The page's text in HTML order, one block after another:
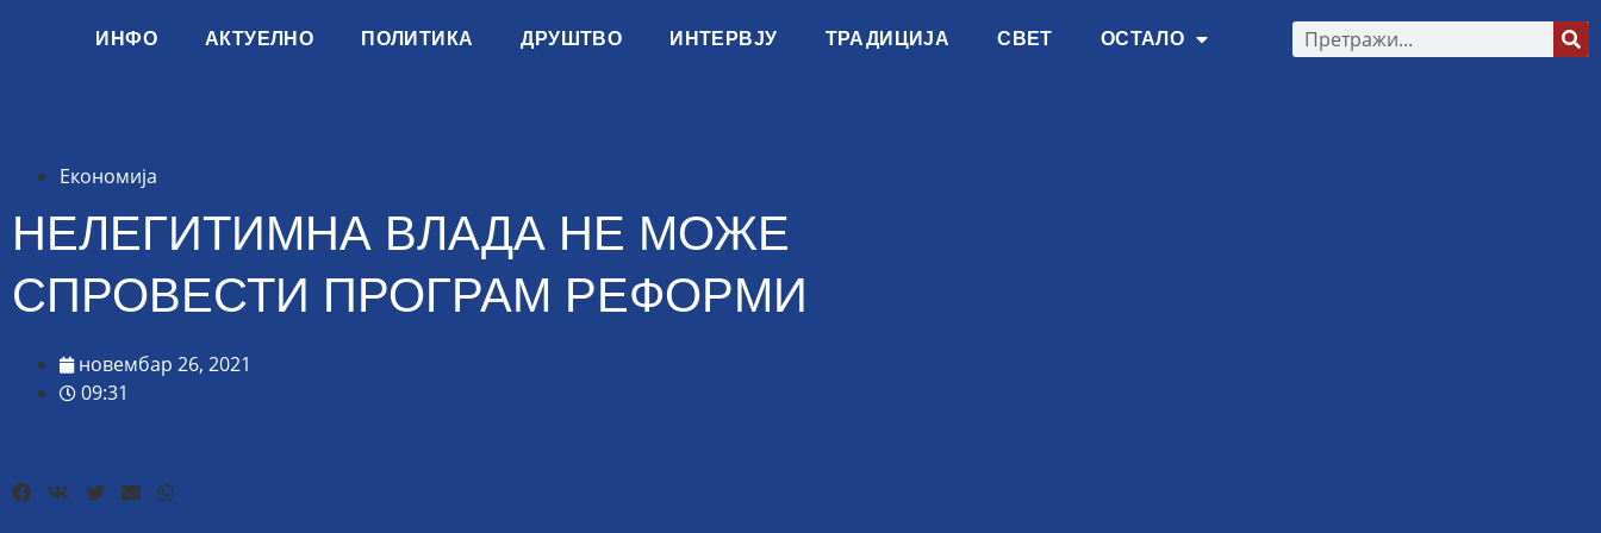
ИНФО АКТУЕЛНО ПОЛИТИКА ДРУШТВО ИНТЕРВЈУ ТРАДИЦИЈА СВЕТ ОСТАЛО
Економија
НЕЛЕГИТИМНА ВЛАДА НЕ МОЖЕ
СПРОВЕСТИ ПРОГРАМ РЕФОРМИ
новембар 26, 2021
09:31